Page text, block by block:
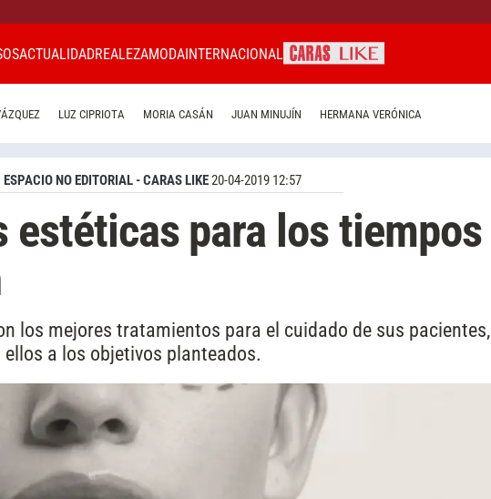
ACTUALIDADREALEZAMODAINTERNACIONAL
LUZ CIPRIOTA MORIA CASÁN JUAN MINUJÍN HERMANA VERÓNICA
ESPACIO NO EDITORIAL - CARAS LIKE20-04-2019 12:57
estéticas para los tiempos
los mejores tratamientos para el cuidado de sus pacientes,
a los objetivos planteados.